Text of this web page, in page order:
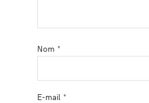
Nom *
E-mail *